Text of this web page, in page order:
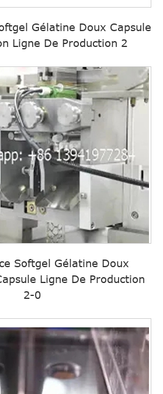
Gélatine Doux Capsule
Ligne De Production 2
Softgel Gélatine Doux
Ligne De Production
2-0